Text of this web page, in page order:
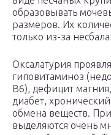
образовывать
размеров. Их
только из-за
Оксалатурия
гиповитаминоз
B6), дефицит
диабет,
обмена веществ.
выделяются очень